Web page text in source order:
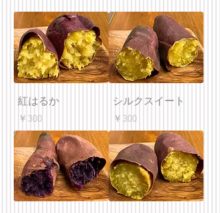
紅はるか
価格
￥300
シルクスイート
価格
￥300